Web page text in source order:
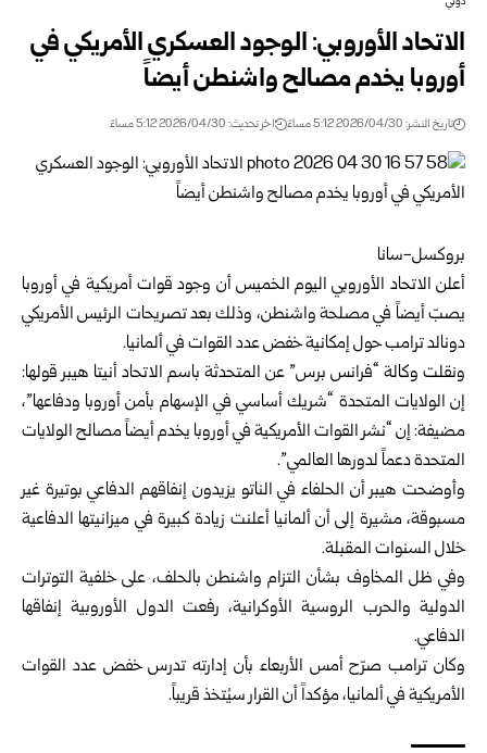
الاتحاد الأوروبي: الوجود العسكري الأمريكي في
أوروبا يخدم مصالح واشنطن أيضاً
تاريخ النشر: 2026/04/30 5:12 مساءً اخر تحديث: 2026/04/30 5:12 مساءً
بروكسل-سانا
أعلن الاتحاد الأوروبياليوم الخميس أن وجود قوات أمريكية في أوروبا
يصبّ أيضاً في مصلحة واشنطن، وذلك بعد تصريحات الرئيس الأمريكي
دونالد ترامب حول إمكانية خفض عدد القوات في ألمانيا.
ونقلت وكالة “فرانس برس” عن المتحدثة باسم الاتحاد أنيتا هيبر قولها:
إن الولايات المتحدة “شريك أساسي في الإسهام بأمن أوروبا ودفاعها”،
مضيفة: إن “نشر القوات الأمريكية في أوروبا يخدم أيضاً مصالح الولايات
المتحدة دعماً لدورها العالمي”.
وأوضحت هيبر أن الحلفاء في الناتو يزيدون إنفاقهم الدفاعي بوتيرة غير
مسبوقة، مشيرة إلى أن ألمانيا أعلنت زيادة كبيرة في ميزانيتها الدفاعية
خلال السنوات المقبلة.
وفي ظل المخاوف بشأن التزام واشنطن بالحلف، على خلفية التوترات
الدولية والحرب الروسية الأوكرانية، رفعت الدول الأوروبية إنفاقها
الدفاعي.
وكان ترامب صرّح أمس الأربعاء بأن إدارته تدرس خفض عدد القوات
الأمريكية في ألمانيا، مؤكداً أن القرار سيُتخذ قريباً.